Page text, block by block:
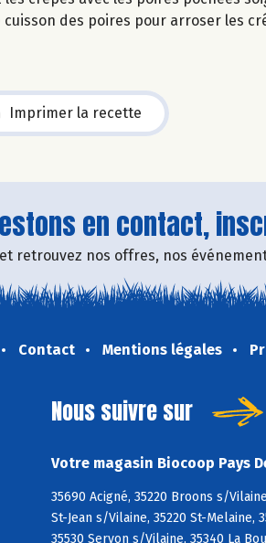
des poires pour arroser les
Imprimer la recette
en contact,
retrouvez nos offres, nos
Contact Mentions légales
Nous suivre sur
Votre magasin Biocoop Pays
35690 Acigné, 35220 Broons s/
St-Jean s/Vilaine, 35220 St-Melaine,
35530 Servon s/Vilaine, 35340 La